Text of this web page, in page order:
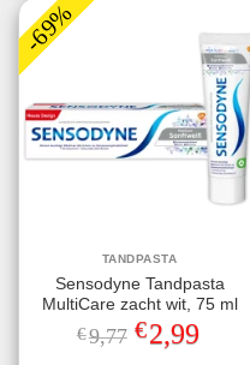
-69%
TANDPASTA
Sensodyne Tandpasta
MultiCare zacht wit, 75 ml
€9,77 Oorspronkelijke
prijs
€2,99